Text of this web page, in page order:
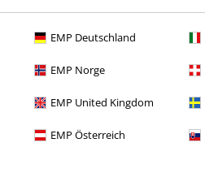
EMP Deutschland
EMP Norge
EMP United Kingdom
EMP Österreich